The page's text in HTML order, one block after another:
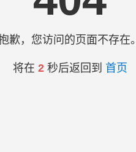
歉，您访问的页面不存在。
将在 2秒后返回到 首页